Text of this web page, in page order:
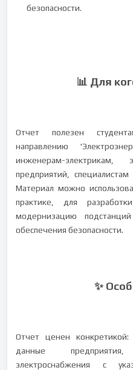
безопасности.
📊 Для
Отчет полезен
направлению
инженерам-электрикам,
предприятий,
Материал можно
практике, для
модернизацию
обеспечения безопасности.
✨
Отчет ценен конкретикой:
данные
электроснабжения с